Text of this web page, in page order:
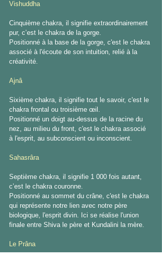
Vishuddha
Cinquième chakra, il signifie extraordinairement
pur, c’est le chakra de la gorge.
Positionné à la base de la gorge, c'est le chakra
associé à l'écoute de son intuition, relié à la
créativité.
Ajnâ
Sixième chakra, il signifie tout le savoir, c'est le
chakra frontal ou troisième œil.
Positionné un doigt au-dessus de la racine du
nez, au milieu du front, c'est le chakra associé
à l'esprit, au subconscient ou inconscient.
Sahasrâra
Septième chakra, il signifie 1 000 fois autant,
c’est le chakra couronne.
Positionné au sommet du crâne, c'est le chakra
qui représente notre lien avec notre père
biologique, l'esprit divin. Ici se réalise l'union
finale entre Shiva le père et Kundalini la mère.
Le Prâna